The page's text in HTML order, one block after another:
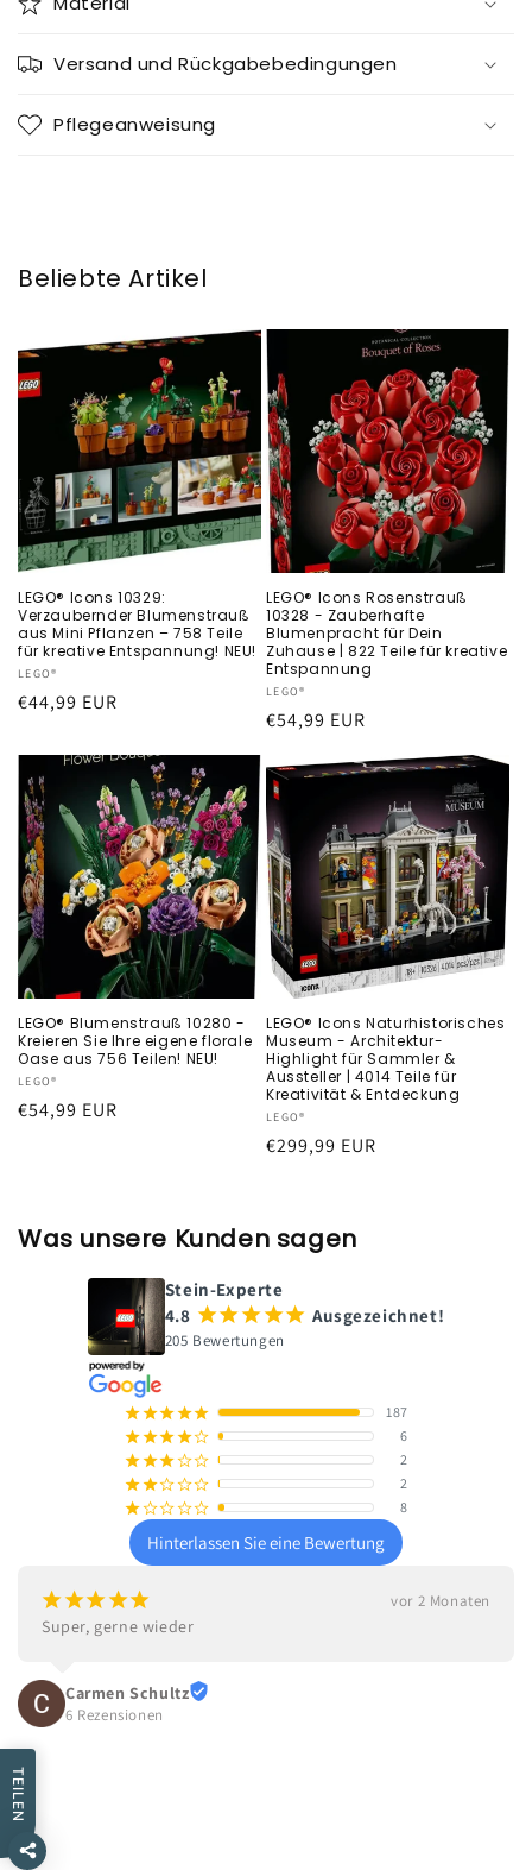
Versand und Rückgabebedingungen
Pflegeanweisung
Beliebte Artikel
LEGO® Icons 10329:
Verzaubernder Blumenstrauß
aus Mini Pflanzen – 758 Teile
für kreative Entspannung! NEU!
Anbieter:
LEGO®
Normaler
€44,99 EUR
LEGO® Icons Rosenstrauß
10328 - Zauberhafte
Blumenpracht für Dein
Zuhause | 822 Teile für kreative
Entspannung
Anbieter:
LEGO®
Normaler
€54,99 EUR
LEGO® Blumenstrauß 10280 -
Kreieren Sie Ihre eigene florale
Oase aus 756 Teilen! NEU!
Anbieter:
LEGO®
Normaler
€54,99 EUR
LEGO® Icons Naturhistorisches
Museum - Architektur-
Highlight für Sammler &
Aussteller | 4014 Teile für
Kreativität & Entdeckung
Anbieter:
LEGO®
Normaler
€299,99 EUR
Was unsere Kunden sagen
Stein-Experte
4.8 ¡¡¡¡¡ Ausgezeichnet!
205 Bewertungen
¡¡¡¡¡ 187
¡¡¡¡¢ 6
¡¡¡¢¢ 2
¡¡¢¢¢ 2
¡¢¢¢¢ 8
Hinterlassen Sie eine Bewertung
¡¡¡¡¡ vor 2 Monaten
Super, gerne wieder
Carmen Schultz
6 Rezensionen
TEILEN